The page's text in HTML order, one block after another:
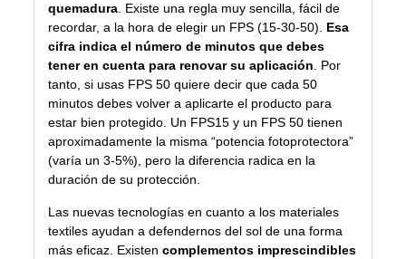
quemadura . Existe una regla muy sencilla, fácil de
recordar, a la hora de elegir un FPS (15-30-50). Esa
cifra indica el número de minutos que debes
tener en cuenta para renovar su aplicación . Por
tanto, si usas FPS 50 quiere decir que cada 50
minutos debes volver a aplicarte el producto para
estar bien protegido. Un FPS15 y un FPS 50 tienen
aproximadamente la misma “potencia fotoprotectora”
(varía un 3-5%), pero la diferencia radica en la
duración de su protección.
Las nuevas tecnologías en cuanto a los materiales
textiles ayudan a defendernos del sol de una forma
más eficaz. Existencomplementos imprescindibles